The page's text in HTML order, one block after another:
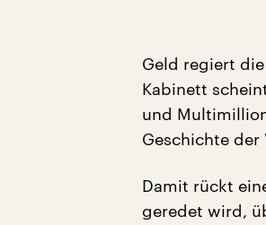
Geld regiert
Kabinett
und
Geschichte der
Damit rückt
geredet wird,